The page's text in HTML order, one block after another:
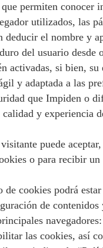
permiten
utilizados, las
el nombre y
del usuario desde
activadas, si bien,
y adaptada a las
que Impiden o
y
puede
o para recibir
cookies podrá
de
las cookies, así